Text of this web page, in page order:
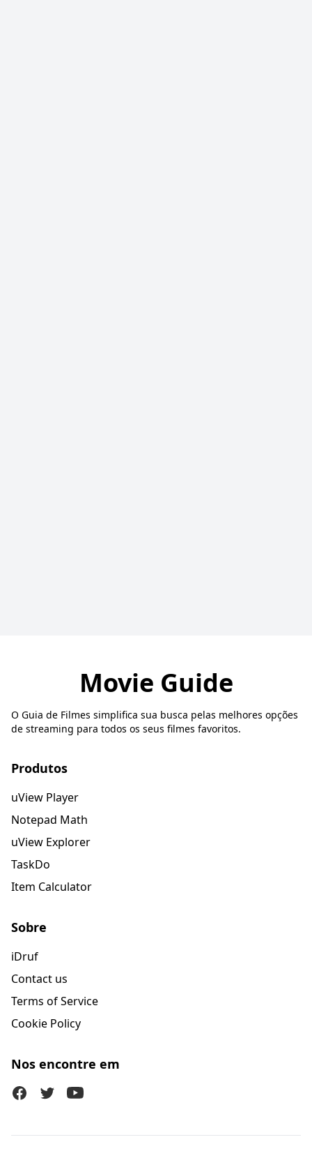
Movie Guide
O Guia de Filmes simplifica sua busca pelas melhores opções
de streaming para todos os seus filmes favoritos.
Produtos
uView Player
Notepad Math
uView Explorer
TaskDo
Item Calculator
Sobre
iDruf
Contact us
Terms of Service
Cookie Policy
Nos encontre em
FacebookTwitter (X)Youtube